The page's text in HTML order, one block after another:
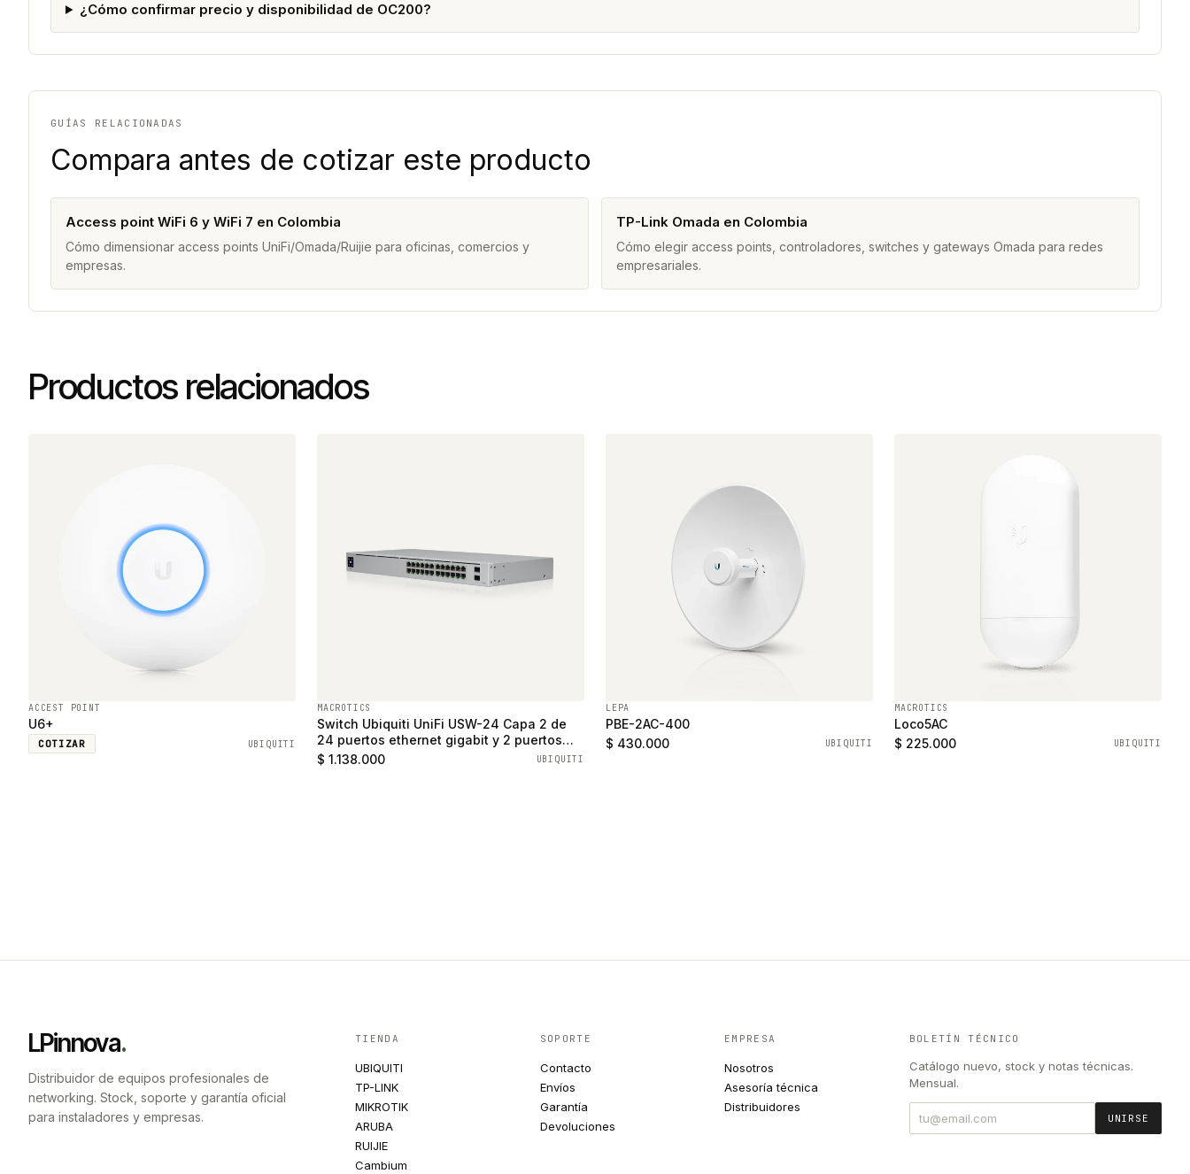
¿Cómo confirmar precio y disponibilidad de OC200?
GUÍAS RELACIONADAS
Compara antes de cotizar este producto
Access point WiFi 6 y WiFi 7 en Colombia
Cómo dimensionar access points UniFi/Omada/Ruijie para oficinas, comercios y
empresas.
TP-Link Omada en Colombia
Cómo elegir access points, controladores, switches y gateways Omada para redes
empresariales.
Productos relacionados
ACCEST POINT
U6+
COTIZAR UBIQUITI
MACROTICS
Switch Ubiquiti UniFi USW-24 Capa 2 de
24 puertos ethernet gigabit y 2 puertos
SFP
$ 1.138.000 UBIQUITI
LEPA
PBE-2AC-400
$ 430.000
UBIQUITI
MACROTICS
Loco5AC
$ 225.000
UBIQUITI
LPinnova.
Distribuidor de equipos profesionales de
networking. Stock, soporte y garantía oficial
para instaladores y empresas.
TIENDA
UBIQUITI
TP-LINK
MIKROTIK
ARUBA
RUIJIE
Cambium
SOPORTE
Contacto
Envíos
Garantía
Devoluciones
EMPRESA
Nosotros
Asesoría técnica
Distribuidores
BOLETÍN TÉCNICO
Catálogo nuevo, stock y notas técnicas.
Mensual.
UNIRSE